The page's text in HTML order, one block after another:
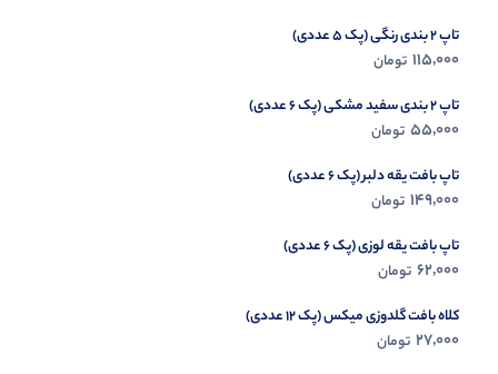
تاپ 2 بندی رنگی (پک 5 عددی)
115,000 تومان
تاپ 2 بندی سفید مشکی (پک 6 عددی)
55,000 تومان
تاپ بافت یقه دلبر (پک 6 عددی)
149,000 تومان
تاپ بافت یقه لوزی (پک 6 عددی)
62,000 تومان
کلاه بافت گلدوزی میکس (پک 12 عددی)
27,000 تومان
تاپ آستین سرخود ۳دکمه (پک 6 عددی)
68,000 تومان